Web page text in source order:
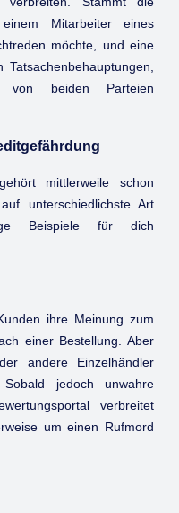
Mitarbeiter eines
möchte, und eine
beiden Parteien
mittlerweile schon
unterschiedlichste Art
Beispiele für dich
ihre Meinung zum
einer Bestellung. Aber
andere Einzelhändler
jedoch unwahre
verbreitet
um einen Rufmord